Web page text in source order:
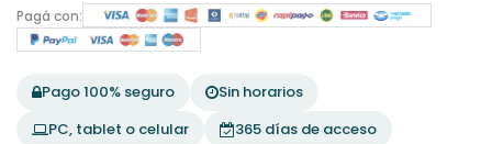
Pagá con:
Pago 100% seguro
Sin horarios
PC, tablet o celular
365 días de acceso